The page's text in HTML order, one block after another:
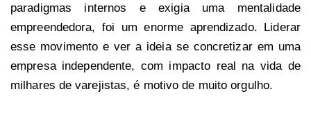
paradigmas internos e exigia uma mentalidade
empreendedora, foi um enorme aprendizado. Liderar
esse movimento e ver a ideia se concretizar em uma
empresa independente, com impacto real na vida de
milhares de varejistas, é motivo de muito orgulho.